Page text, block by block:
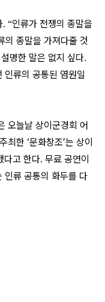
. “인류가 전쟁의 종말을
의 종말을 가져다줄 것
명한 말은 없지 싶다.
인류의 공통된 염원일
오늘날 상이군경회 어
최한 ‘문화창조’는 상이
다고 한다. 무료 공연이
인류 공통의 화두를 다